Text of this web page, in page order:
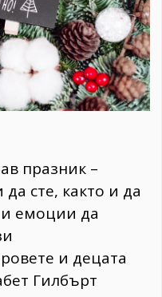
празник –
сте, както и да
и емоции да
и децата
Гилбърт